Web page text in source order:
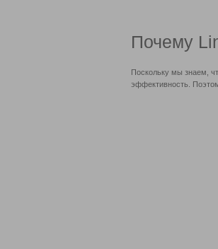
Почему
Поскольку мы знаем,
эффективность.